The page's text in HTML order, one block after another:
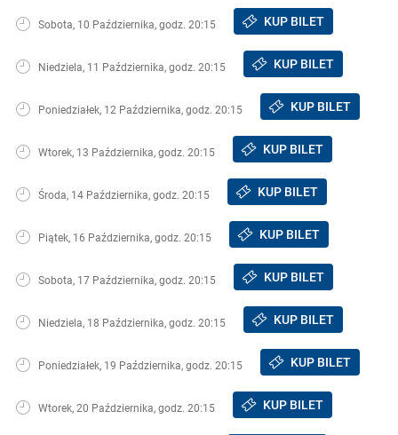
Sobota, 10 Października, godz. 20:15 KUP BILET
Niedziela, 11 Października, godz. 20:15 KUP BILET
Poniedziałek, 12 Października, godz. 20:15 KUP BILET
Wtorek, 13 Października, godz. 20:15 KUP BILET
Środa, 14 Października, godz. 20:15 KUP BILET
Piątek, 16 Października, godz. 20:15 KUP BILET
Sobota, 17 Października, godz. 20:15 KUP BILET
Niedziela, 18 Października, godz. 20:15 KUP BILET
Poniedziałek, 19 Października, godz. 20:15 KUP BILET
Wtorek, 20 Października, godz. 20:15 KUP BILET